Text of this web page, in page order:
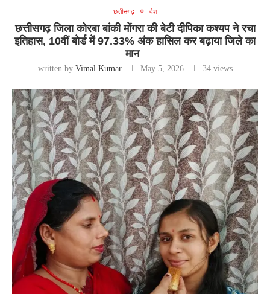
छत्तीसगढ़ देश
छत्तीसगढ़ जिला कोरबा बांकी मोंगरा की बेटी दीपिका कश्यप ने रचा
इतिहास, 10वीं बोर्ड में 97.33% अंक हासिल कर बढ़ाया जिले का
मान
written by Vimal Kumar May 5, 2026 34views